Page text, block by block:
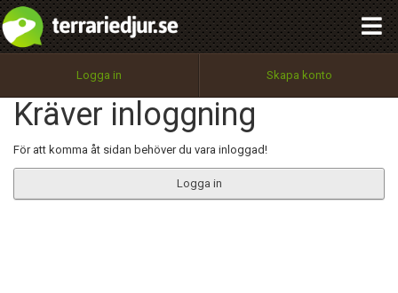
Logga in Skapa konto
Kräver inloggning
För att komma åt sidan behöver du vara inloggad!
Logga in
Utför
100%
OK
integritetspolicy
Namn:
Epost:
Begär nytt lösenord
Tillbaka till förstasidan